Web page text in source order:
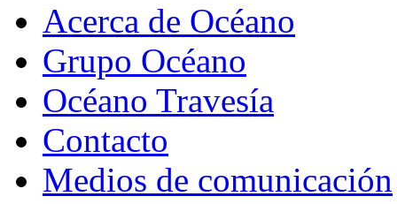
Acerca de Océano
Grupo Océano
Océano Travesía
Contacto
Medios de comunicación